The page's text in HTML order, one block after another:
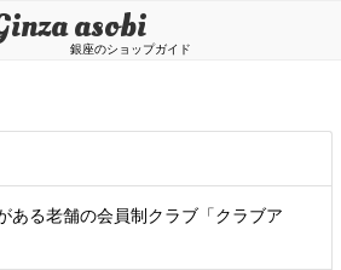
銀座のショップガイド
asobi
ある老舗の会員制クラブ「クラブア